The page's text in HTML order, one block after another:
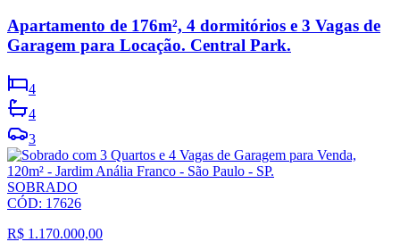
Apartamento de 176m², 4 dormitórios e 3 Vagas de
Garagem para Locação. Central Park.
4
4
3
SOBRADO
CÓD: 17626
R$ 1.170.000,00